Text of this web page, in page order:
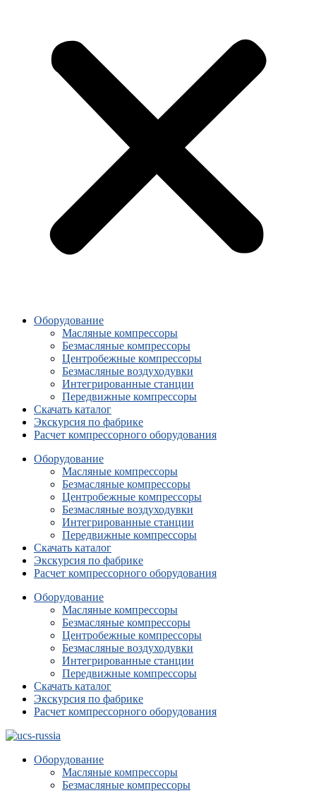
Оборудование
Масляные компрессоры
Безмасляные компрессоры
Центробежные компрессоры
Безмасляные воздуходувки
Интегрированные станции
Передвижные компрессоры
Скачать каталог
Экскурсия по фабрике
Расчет компрессорного оборудования
Оборудование
Масляные компрессоры
Безмасляные компрессоры
Центробежные компрессоры
Безмасляные воздуходувки
Интегрированные станции
Передвижные компрессоры
Скачать каталог
Экскурсия по фабрике
Расчет компрессорного оборудования
Оборудование
Масляные компрессоры
Безмасляные компрессоры
Центробежные компрессоры
Безмасляные воздуходувки
Интегрированные станции
Передвижные компрессоры
Скачать каталог
Экскурсия по фабрике
Расчет компрессорного оборудования
Оборудование
Масляные компрессоры
Безмасляные компрессоры